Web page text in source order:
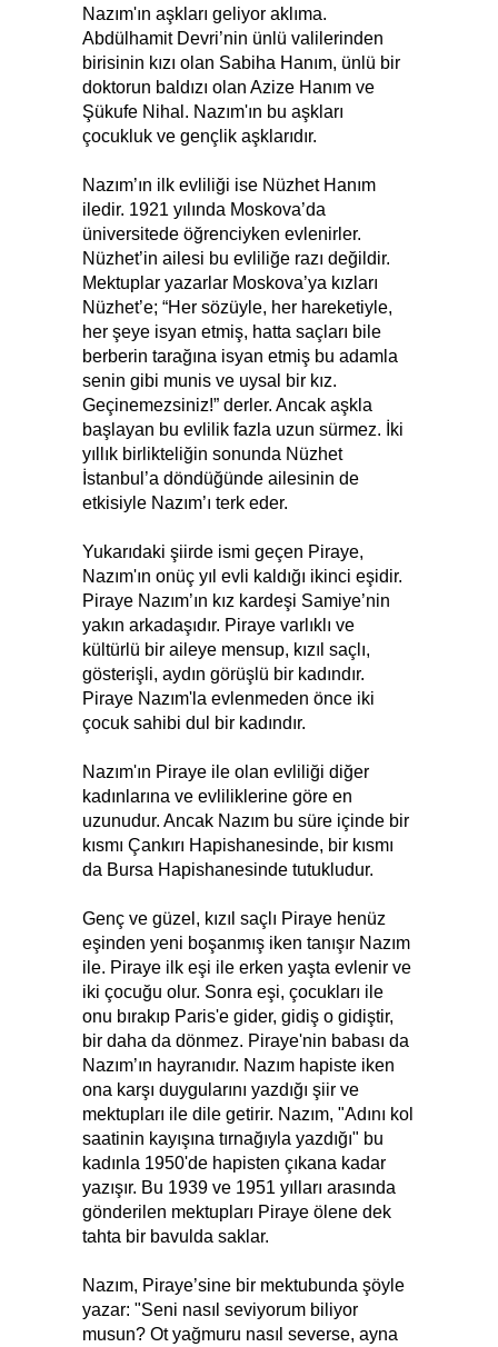
Nazım'ın aşkları geliyor aklıma.
Abdülhamit Devri’nin ünlü valilerinden
birisinin kızı olan Sabiha Hanım, ünlü bir
doktorun baldızı olan Azize Hanım ve
Şükufe Nihal. Nazım'ın bu aşkları
çocukluk ve gençlik aşklarıdır.
Nazım’ın ilk evliliği ise Nüzhet Hanım
iledir. 1921 yılında Moskova’da
üniversitede öğrenciyken evlenirler.
Nüzhet’in ailesi bu evliliğe razı değildir.
Mektuplar yazarlar Moskova’ya kızları
Nüzhet’e; “Her sözüyle, her hareketiyle,
her şeye isyan etmiş, hatta saçları bile
berberin tarağına isyan etmiş bu adamla
senin gibi munis ve uysal bir kız.
Geçinemezsiniz!” derler. Ancak aşkla
başlayan bu evlilik fazla uzun sürmez. İki
yıllık birlikteliğin sonunda Nüzhet
İstanbul’a döndüğünde ailesinin de
etkisiyle Nazım’ı terk eder.
Yukarıdaki şiirde ismi geçen Piraye,
Nazım'ın onüç yıl evli kaldığı ikinci eşidir.
Piraye Nazım’ın kız kardeşi Samiye’nin
yakın arkadaşıdır. Piraye varlıklı ve
kültürlü bir aileye mensup, kızıl saçlı,
gösterişli, aydın görüşlü bir kadındır.
Piraye Nazım'la evlenmeden önce iki
çocuk sahibi dul bir kadındır.
Nazım'ın Piraye ile olan evliliği diğer
kadınlarına ve evliliklerine göre en
uzunudur. Ancak Nazım bu süre içinde bir
kısmı Çankırı Hapishanesinde, bir kısmı
da Bursa Hapishanesinde tutukludur.
Genç ve güzel, kızıl saçlı Piraye henüz
eşinden yeni boşanmış iken tanışır Nazım
ile. Piraye ilk eşi ile erken yaşta evlenir ve
iki çocuğu olur. Sonra eşi, çocukları ile
onu bırakıp Paris'e gider, gidiş o gidiştir,
bir daha da dönmez. Piraye'nin babası da
Nazım’ın hayranıdır. Nazım hapiste iken
ona karşı duygularını yazdığı şiir ve
mektupları ile dile getirir. Nazım, "Adını kol
saatinin kayışına tırnağıyla yazdığı" bu
kadınla 1950'de hapisten çıkana kadar
yazışır. Bu 1939 ve 1951 yılları arasında
gönderilen mektupları Piraye ölene dek
tahta bir bavulda saklar.
Nazım, Piraye’sine bir mektubunda şöyle
yazar: "Seni nasıl seviyorum biliyor
musun? Ot yağmuru nasıl severse, ayna